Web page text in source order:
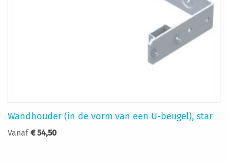
Wandhouder (in de vorm van een U-beugel), star
Vanaf € 54,50